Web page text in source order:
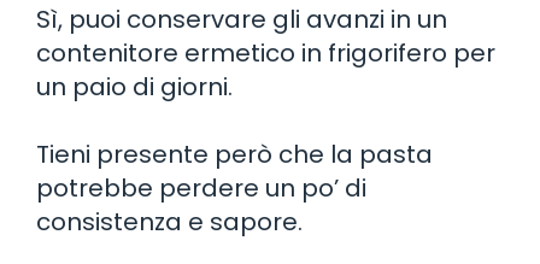
Sì, puoi conservare gli avanzi in un
contenitore ermetico in frigorifero per
un paio di giorni.
Tieni presente però che la pasta
potrebbe perdere un po’ di
consistenza e sapore.